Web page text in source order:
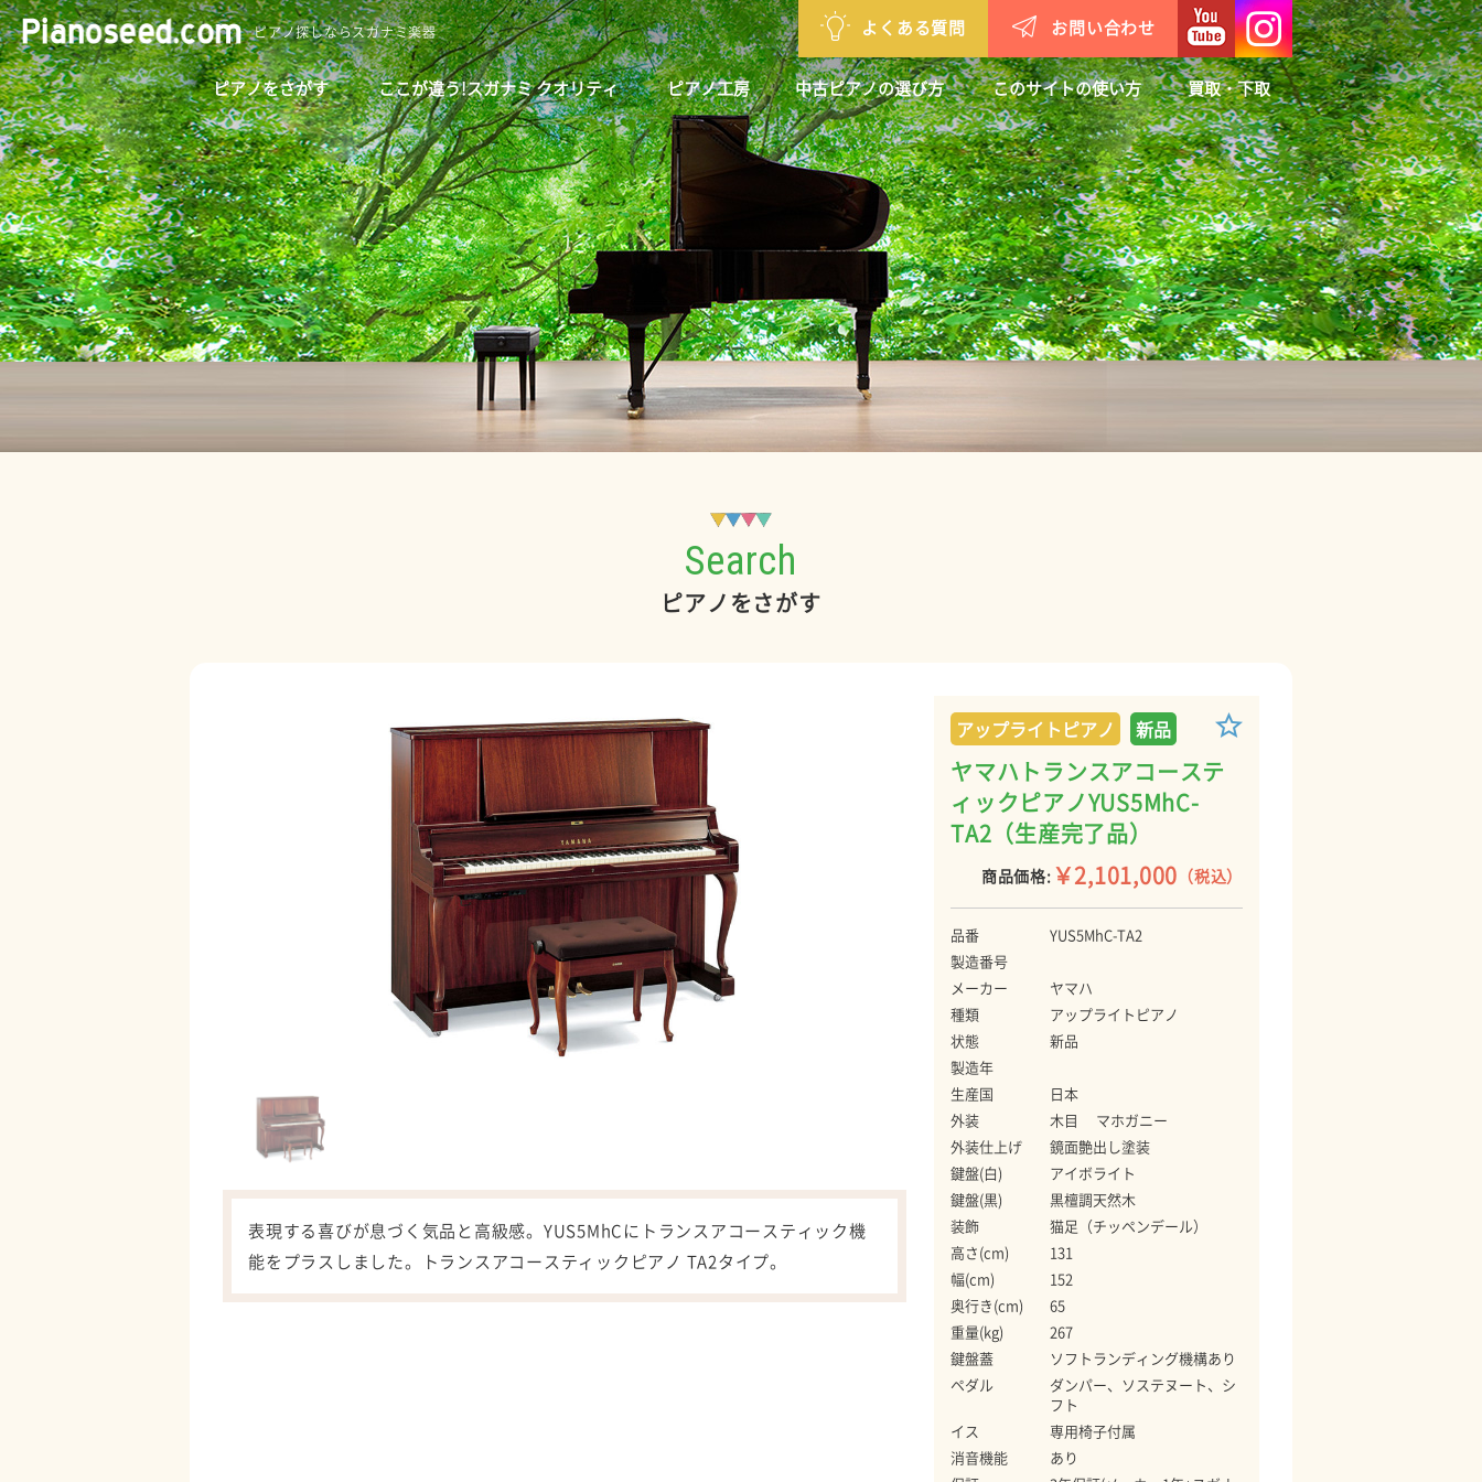
ピアノ探しならスガナミ楽器
ピアノをさがす ここが違う!スガナミ クオリティ ピアノ工房 中古ピアノの選び方 このサイトの使い方 買取・下取
よくある質問 お問い合わせ
Search
ピアノをさがす
表現する喜びが息づく気品と高級感。YUS5MhCにトランスアコースティック機
能をプラスしました。トランスアコースティックピアノ TA2タイプ。
アップライトピアノ 新品
ヤマハトランスアコーステ
ィックピアノYUS5MhC-
TA2（生産完了品）
商品価格: ￥2,101,000 （税込）
品番
YUS5MhC-TA2
製造番号
メーカー
ヤマハ
種類
アップライトピアノ
状態
新品
製造年
生産国
日本
外装
木目 マホガニー
外装仕上げ
鏡面艶出し塗装
鍵盤(白)
アイボライト
鍵盤(黒)
黒檀調天然木
装飾
猫足（チッペンデール）
高さ(cm)
131
幅(cm)
152
奥行き(cm)
65
重量(kg)
267
鍵盤蓋
ソフトランディング機構あり
ペダル
ダンパー、ソステヌート、シ
フト
イス
専用椅子付属
消音機能
あり